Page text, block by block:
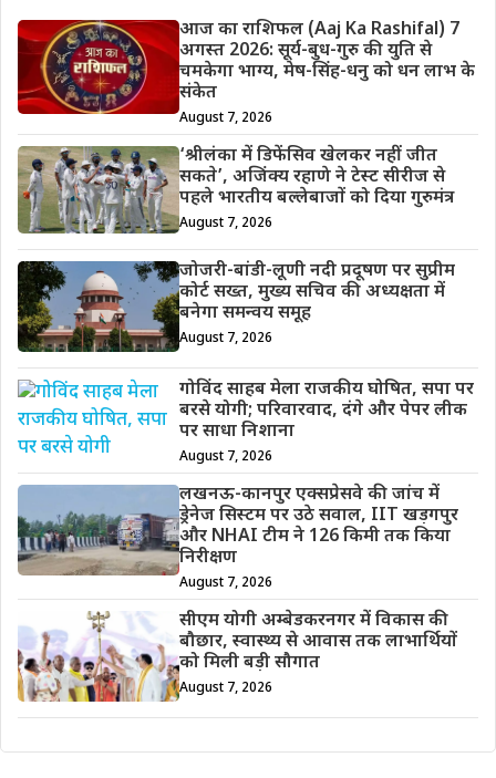
आज का राशिफल (Aaj Ka Rashifal) 7
अगस्त 2026: सूर्य-बुध-गुरु की युति से
चमकेगा भाग्य, मेष-सिंह-धनु को धन लाभ के
संकेत
August 7, 2026
‘श्रीलंका में डिफेंसिव खेलकर नहीं जीत
सकते’, अजिंक्य रहाणे ने टेस्ट सीरीज से
पहले भारतीय बल्लेबाजों को दिया गुरुमंत्र
August 7, 2026
जोजरी-बांडी-लूणी नदी प्रदूषण पर सुप्रीम
कोर्ट सख्त, मुख्य सचिव की अध्यक्षता में
बनेगा समन्वय समूह
August 7, 2026
गोविंद साहब मेला राजकीय घोषित, सपा पर
बरसे योगी; परिवारवाद, दंगे और पेपर लीक
पर साधा निशाना
August 7, 2026
लखनऊ-कानपुर एक्सप्रेसवे की जांच में
ड्रेनेज सिस्टम पर उठे सवाल, IIT खड़गपुर
और NHAI टीम ने 126 किमी तक किया
निरीक्षण
August 7, 2026
सीएम योगी अम्बेडकरनगर में विकास की
बौछार, स्वास्थ्य से आवास तक लाभार्थियों
को मिली बड़ी सौगात
August 7, 2026